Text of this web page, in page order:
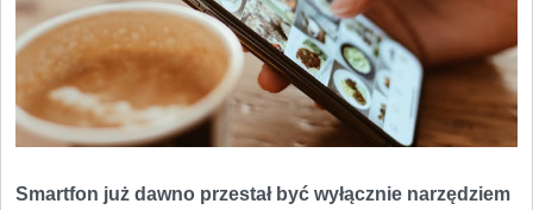
Smartfon już dawno przestał być wyłącznie narzędziem